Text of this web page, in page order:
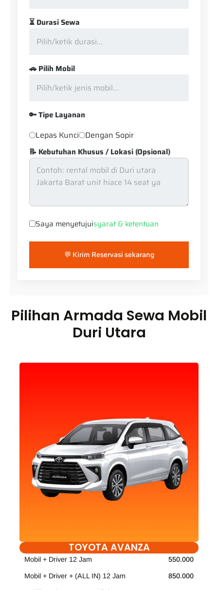
⏳ Durasi Sewa
🚗 Pilih Mobil
🔑 Tipe Layanan
Lepas Kunci Dengan Sopir
📝 Kebutuhan Khusus / Lokasi (Opsional)
Saya menyetujuisyarat & ketentuan
💬 Kirim Reservasi sekarang
Pilihan Armada Sewa Mobil
Duri Utara
TOYOTA AVANZA
Mobil + Driver 12 Jam 550.000
Mobil + Driver + (ALL IN) 12 Jam 850.000